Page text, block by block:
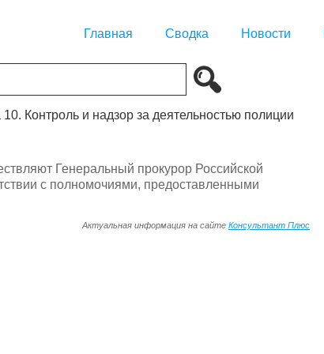
Главная Сводка Новости
10. Контроль и надзор за деятельностью полиции
Генеральный прокурор Российской
с полномочиями, предоставленными
Актуальная информация на сайте Консультант Плюс